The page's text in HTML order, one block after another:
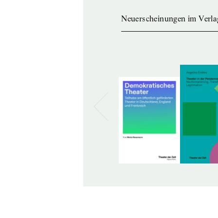
Neuerscheinungen im